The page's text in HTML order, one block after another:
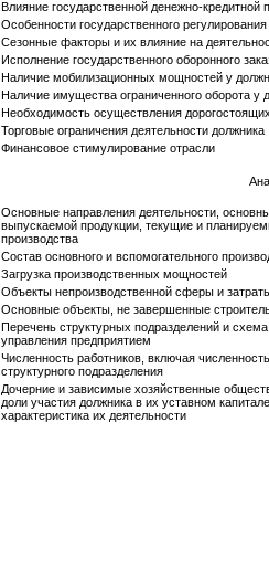
Влияние государственной денежно-кредитной
Особенности государственного
Сезонные факторы и их влияние на
Исполнение государственного оборонного
Наличие мобилизационных мощностей у
Наличие имущества ограниченного оборота у
Необходимость осуществления
Торговые ограничения деятельности должника
Финансовое стимулирование отрасли
Основные направления деятельности,
выпускаемой продукции, текущие и
производства
Состав основного и вспомогательного
Загрузка производственных мощностей
Объекты непроизводственной сферы и
Основные объекты, не завершенные
Перечень структурных подразделений и
управления предприятием
Численность работников, включая
структурного подразделения
Дочерние и зависимые хозяйственные
доли участия должника в их уставном
характеристика их деятельности